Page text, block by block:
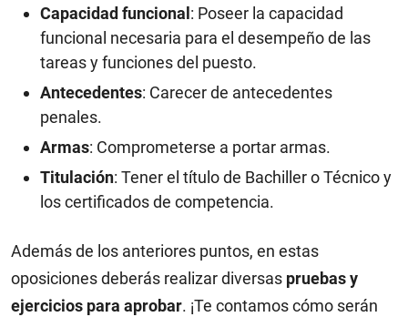
Capacidad funcional : Poseer la capacidad
funcional necesaria para el desempeño de las
tareas y funciones del puesto.
Antecedentes: Carecer de antecedentes
penales.
Armas: Comprometerse a portar armas.
Titulación: Tener el título de Bachiller o Técnico y
los certificados de competencia.
Además de los anteriores puntos, en estas
oposiciones deberás realizar diversas pruebas y
ejercicios para aprobar. ¡Te contamos cómo serán